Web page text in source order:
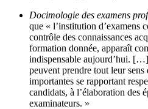
Docimologie des examens
que « l’institution d’examens
contrôle des connaissances
formation donnée, apparaît
indispensable aujourd’hui.
peuvent prendre tout leur
importantes se rapportant
candidats, à l’élaboration des
examinateurs. »